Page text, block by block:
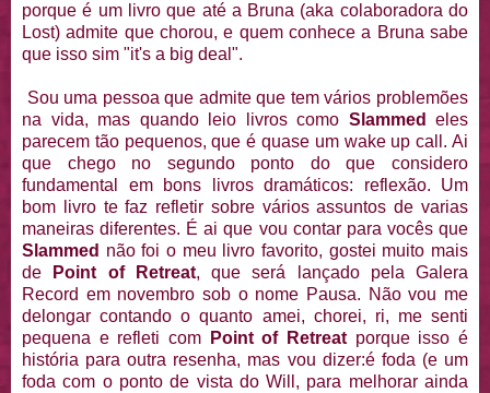
porque é um livro que até a Bruna (aka colaboradora do
Lost) admite que chorou, e quem conhece a Bruna sabe
que isso sim "it's a big deal".
Sou uma pessoa que admite que tem vários problemões
na vida, mas quando leio livros como Slammed
eles
parecem tão pequenos, que é quase um wake up call. Ai
que chego no segundo ponto do que considero
fundamental em bons livros dramáticos: reflexão. Um
bom livro te faz refletir sobre vários assuntos de varias
maneiras diferentes. É ai que vou contar para vocês que
Slammed não foi o meu livro favorito, gostei muito mais
de
Point of Retreat, que será lançado pela Galera
Record em novembro sob o nome Pausa. Não vou me
delongar contando o quanto amei, chorei, ri, me senti
pequena e refleti com
Point of Retreatporque isso é
história para outra resenha, mas vou dizer:é foda (e um
foda com o ponto de vista do Will, para melhorar ainda